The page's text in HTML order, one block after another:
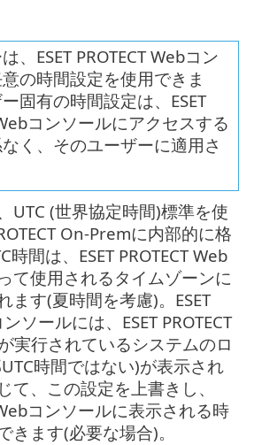
、ESET PROTECT Webコン
の時間設定を使用できま
固有の時間設定は、ESET
コンソールにアクセスする
く、そのユーザーに適用さ
UTC (世界協定時間)標準を使
On-Premに内部的に格
間は、ESET PROTECT Web
て使用されるタイムゾーンに
ます(夏時間を考慮)。ESET
ソールには、ESET PROTECT
実行されているシステムのロ
時間ではない)が表示され
て、この設定を上書きし、
コンソールに表示される時
きます(必要な場合)。